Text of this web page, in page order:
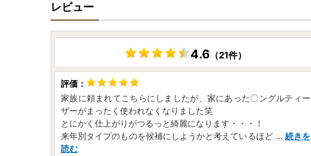
レビュー
4.6 （21件）
家族に頼まれてこちらにしましたが、家にあった〇ングルティー
ザーがまったく使われなくなりました笑
とにかく仕上がりがつるっと綺麗になります・・・！
来年別タイプのものを候補にしようかと考えているほど ... 続きを
読む